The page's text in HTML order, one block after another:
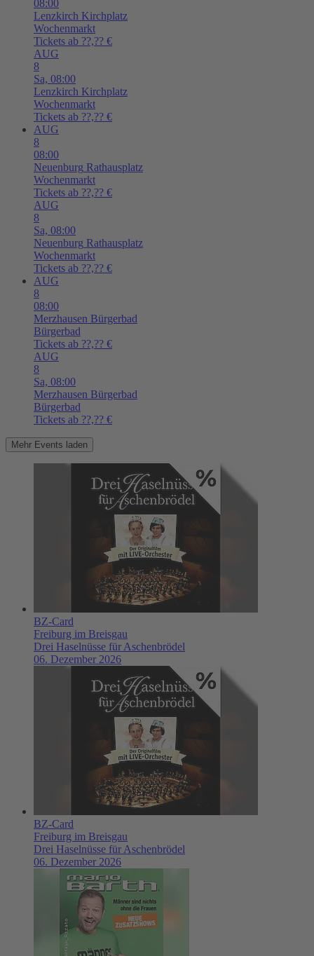
08:00
Lenzkirch Kirchplatz
Wochenmarkt
Tickets ab ??,?? €
AUG
8
Sa, 08:00
Lenzkirch Kirchplatz
Wochenmarkt
Tickets ab ??,?? €
AUG
8
08:00
Neuenburg Rathausplatz
Wochenmarkt
Tickets ab ??,?? €
AUG
8
Sa, 08:00
Neuenburg Rathausplatz
Wochenmarkt
Tickets ab ??,?? €
AUG
8
08:00
Merzhausen Bürgerbad
Bürgerbad
Tickets ab ??,?? €
AUG
8
Sa, 08:00
Merzhausen Bürgerbad
Bürgerbad
Tickets ab ??,?? €
Mehr Events laden
BZ-Card
Freiburg im Breisgau
Drei Haselnüsse für Aschenbrödel
06. Dezember 2026
BZ-Card
Freiburg im Breisgau
Drei Haselnüsse für Aschenbrödel
06. Dezember 2026